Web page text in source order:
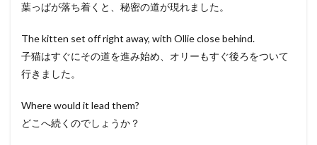
葉っぱが落ち着くと、秘密の道が現れました。
The kitten set off right away, with Ollie close behind.
子猫はすぐにその道を進み始め、オリーもすぐ後ろをついて
行きました。
Where would it lead them?
どこへ続くのでしょうか？